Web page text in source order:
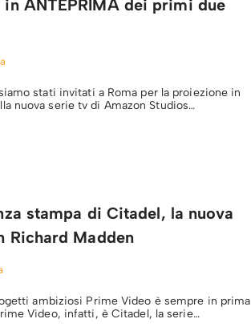
ANTEPRIMA dei primi due
stati invitati a Roma per la proiezione in
nuova serie tv di Amazon Studios…
stampa di Citadel, la nuova
Richard Madden
ambiziosi Prime Video è sempre in prima
Video, infatti, è Citadel, la serie…